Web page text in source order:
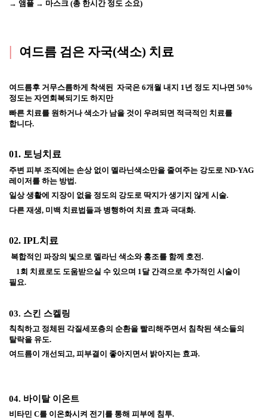
→ 앰플 → 마스크 (총 한시간 정도 소요)
여드름 검은 자국(색소) 치료
여드름후 거무스름하게 착색된  자국은 6개월 내지 1년 정도 지나면 50%
정도는 자연회복되기도 하지만
빠른 치료를 원하거나 색소가 남을 것이 우려되면 적극적인 치료를
합니다.
01. 토닝치료
주변 피부 조직에는 손상 없이 멜라닌색소만을 줄여주는 강도로 ND-YAG
레이저를 하는 방법.
일상 생활에 지장이 없을 정도의 강도로 딱지가 생기지 않게 시술.
다른 재생, 미백 치료법들과 병행하여 치료 효과 극대화.
02. IPL치료
복합적인 파장의 빛으로 멜라닌 색소와 홍조를 함께 호전.
1회 치료로도 도움받으실 수 있으며 1달 간격으로 추가적인 시술이
필요.
03. 스킨 스켈링
칙칙하고 정체된 각질세포층의 순환을 빨리해주면서 침착된 색소들의
탈락을 유도.
여드름이 개선되고, 피부결이 좋아지면서 밝아지는 효과.
04. 바이탈 이온트
비타민 C를 이온화시켜 전기를 통해 피부에 침투.